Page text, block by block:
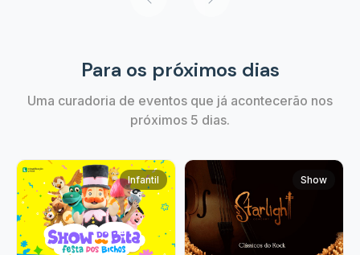
Para os próximos dias
Uma curadoria de eventos que já acontecerão nos
próximos 5 dias.
Infantil Show